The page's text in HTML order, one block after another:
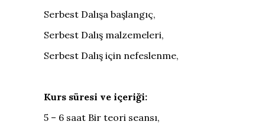
Serbest Dalışa başlangıç,
Serbest Dalış malzemeleri,
Serbest Dalış için nefeslenme,
Kurs süresi ve içeriği:
5 – 6 saat Bir teori seansı,